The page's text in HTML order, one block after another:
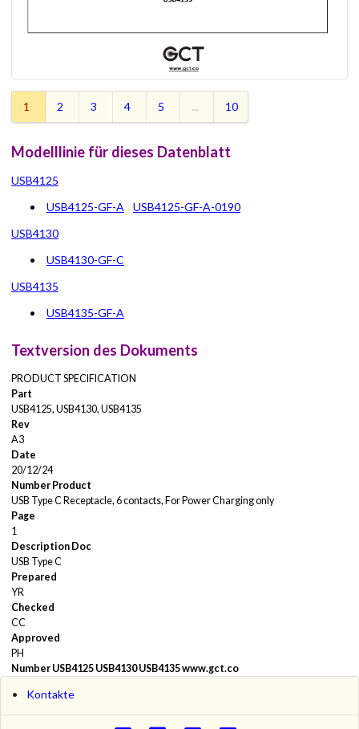
1 2 3 4 5 ... 10
Modelllinie für dieses Datenblatt
USB4125
USB4125-GF-A
USB4125-GF-A-0190
USB4130
USB4130-GF-C
USB4135
USB4135-GF-A
Textversion des Dokuments
PRODUCT SPECIFICATION
Part
USB4125, USB4130, USB4135
Rev
A3
Date
20/12/24
Number Product
USB Type C Receptacle, 6 contacts, For Power Charging only
Page
1
Description Doc
USB Type C
Prepared
YR
Checked
CC
Approved
PH
Number USB4125 USB4130 USB4135www.gct.co
Kontakte